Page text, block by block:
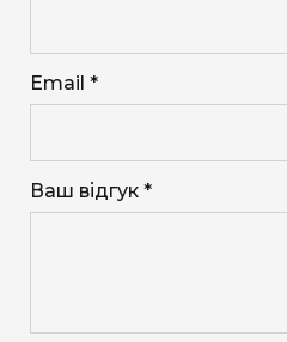
Email *
Ваш відгук *